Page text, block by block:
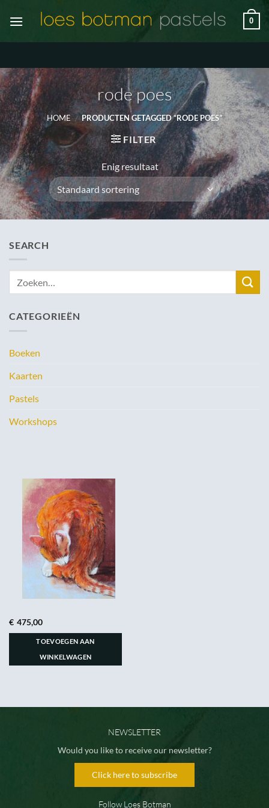
naar
0
rode poes
HOME / PRODUCTEN GETAGGED “RODE POES”
FILTER
Enig resultaat
SEARCH
CATEGORIEËN
Boeken
Kaarten
Pastels
Workshops
€ 475,00
TOEVOEGEN AAN
WINKELWAGEN
NEWSLETTER
Would you like to receive our newsletter?
Click here to subscribe
Follow Loes Botman